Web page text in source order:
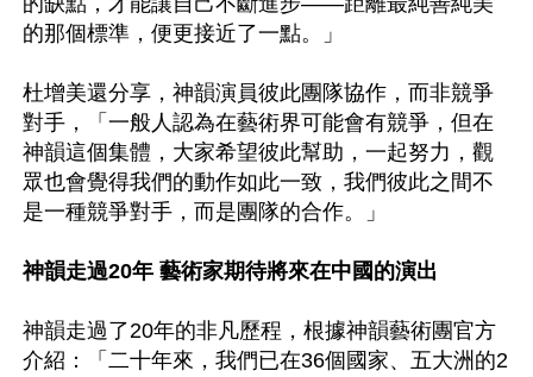
的那個標準，便更接近了一點。」
杜增美還分享，神韻演員彼此團隊協作，而非競爭
對手，「一般人認為在藝術界可能會有競爭，但在
神韻這個集體，大家希望彼此幫助，一起努力，觀
眾也會覺得我們的動作如此一致，我們彼此之間不
是一種競爭對手，而是團隊的合作。」
神韻走過20年 藝術家期待將來在中國的演出
神韻走過了20年的非凡歷程，根據神韻藝術團官方
介紹：「二十年來，我們已在36個國家、五大洲的2